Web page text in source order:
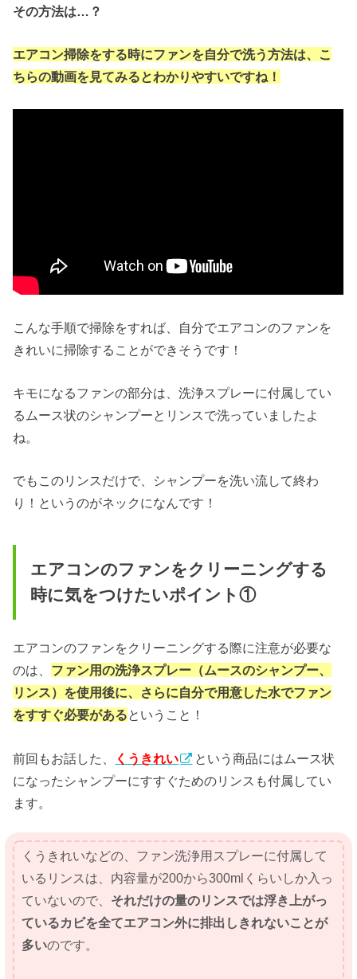
その方法は…？
エアコン掃除をする時にファンを自分で洗う方法は、こ
ちらの動画を見てみるとわかりやすいですね！
こんな手順で掃除をすれば、自分でエアコンのファンを
きれいに掃除することができそうです！
キモになるファンの部分は、洗浄スプレーに付属してい
るムース状のシャンプーとリンスで洗っていましたよ
ね。
でもこのリンスだけで、シャンプーを洗い流して終わ
り！というのがネックになんです！
エアコンのファンをクリーニングする
時に気をつけたいポイント①
エアコンのファンをクリーニングする際に注意が必要な
のは、 ファン用の洗浄スプレー（ムースのシャンプー、
リンス）を使用後に、さらに自分で用意した水でファン
をすすぐ必要があるということ！
前回もお話した、 くうきれい
という商品にはムース状
になったシャンプーにすすぐためのリンスも付属してい
ます。
くうきれいなどの、ファン洗浄用スプレーに付属して
いるリンスは、内容量が200から300mlくらいしか入っ
ていないので、 それだけの量のリンスでは浮き上がっ
ているカビを全てエアコン外に排出しきれないことが
多いのです。